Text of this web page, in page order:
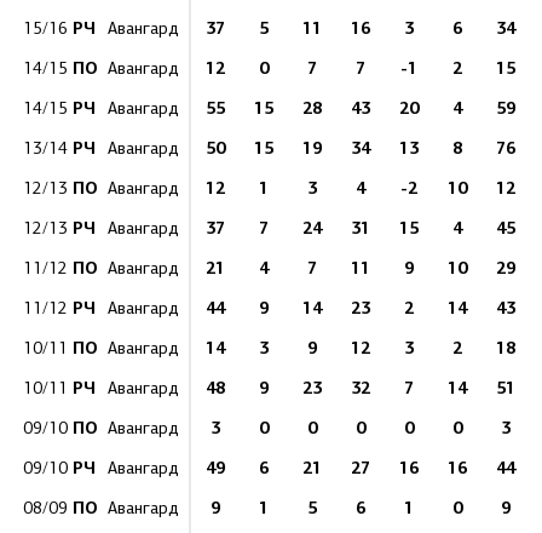
15/16 РЧ Авангард 37 5 11 16 3 6 34
14/15 ПО Авангард 12 0 7 7 -1 2 15
14/15 РЧ Авангард 55 15 28 43 20 4 59
13/14 РЧ Авангард 50 15 19 34 13 8 76
12/13 ПО Авангард 12 1 3 4 -2 10 12
12/13 РЧ Авангард 37 7 24 31 15 4 45
11/12 ПО Авангард 21 4 7 11 9 10 29
11/12 РЧ Авангард 44 9 14 23 2 14 43
10/11 ПО Авангард 14 3 9 12 3 2 18
10/11 РЧ Авангард 48 9 23 32 7 14 51
09/10 ПО Авангард 3 0 0 0 0 0 3
09/10 РЧ Авангард 49 6 21 27 16 16 44
08/09 ПО Авангард 9 1 5 6 1 0 9